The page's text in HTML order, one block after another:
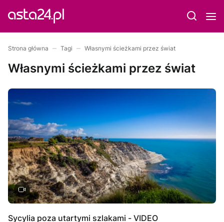
Strona główna Tagi Własnymi ścieżkami przez świat
Własnymi ścieżkami przez świat
Sycylia poza utartymi szlakami - VIDEO